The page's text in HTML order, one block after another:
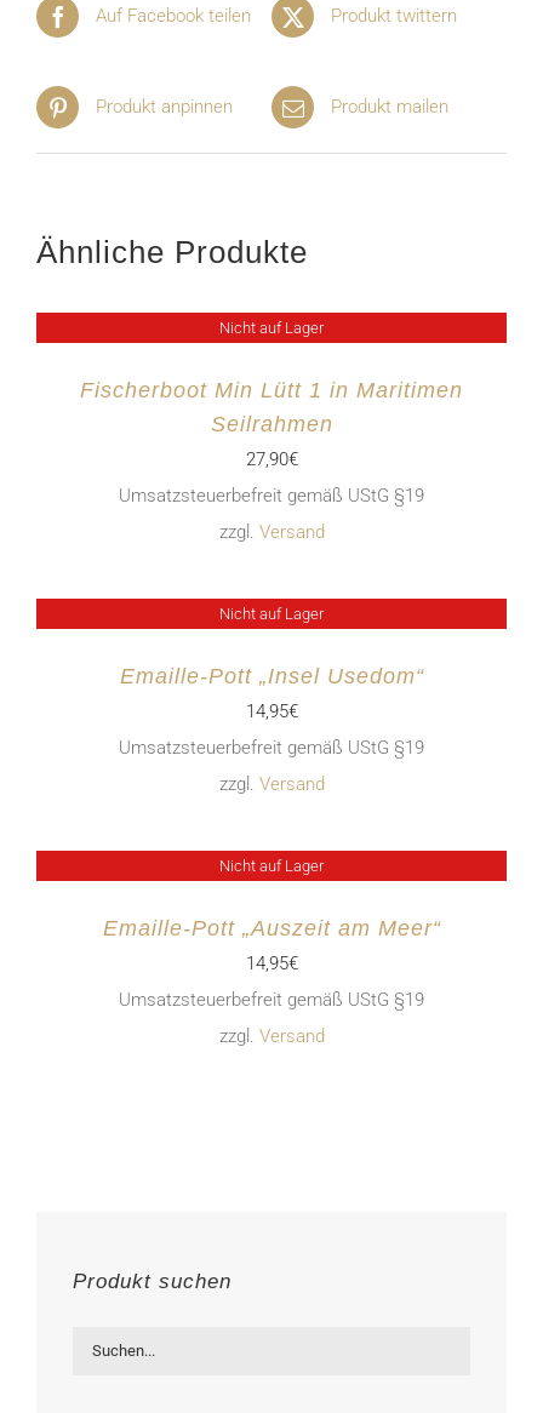
Auf Facebook teilen Produkt twittern
Produkt anpinnen Produkt mailen
Ähnliche Produkte
Nicht auf Lager
Fischerboot Min Lütt 1 in Maritimen
Seilrahmen
27,90€
Umsatzsteuerbefreit gemäß UStG §19
zzgl. Versand
Nicht auf Lager
Emaille-Pott „Insel Usedom“
14,95€
Umsatzsteuerbefreit gemäß UStG §19
zzgl. Versand
Nicht auf Lager
Emaille-Pott „Auszeit am Meer“
14,95€
Umsatzsteuerbefreit gemäß UStG §19
zzgl. Versand
Produkt suchen